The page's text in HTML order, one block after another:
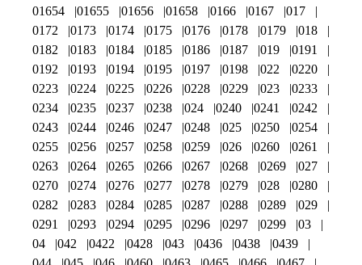
01654
01655 01656 01658 0166 0167
017
0172
0173 0174 0175 0176 0178 0179
018
0182
0183 0184 0185 0186 0187 019
0191
0192
0193 0194 0195 0197 0198 022
0220
0223
0224 0225 0226 0228 0229 023
0233
0234
0235 0237 0238 024 0240 0241
0242
0243
0244 0246 0247 0248 025 0250
0254
0255
0256 0257 0258 0259 026 0260
0261
0263
0264 0265 0266 0267 0268 0269
027
0270
0274 0276 0277 0278 0279 028
0280
0282
0283 0284 0285 0287 0288 0289
029
0291
0293 0294 0295 0296 0297 0299
03
04
042 0422 0428 043 0436 0438
0439